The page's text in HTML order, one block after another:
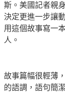
斯。美國記者親
決定更進一步讓
用這個故事寫一
人。
故事篇幅很輕薄
的語調，語句簡